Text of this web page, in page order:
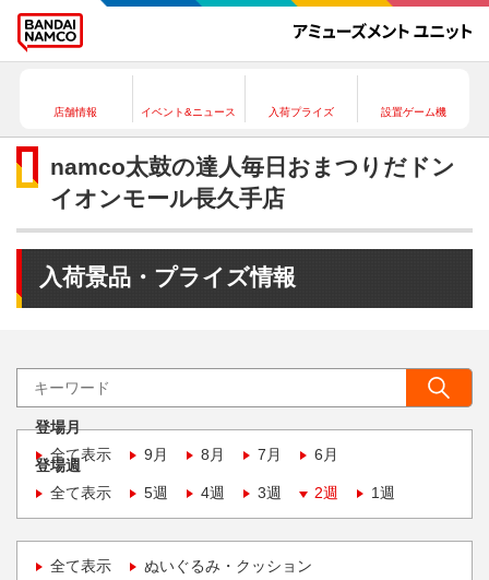
店舗情報 イベント&ニュース 入荷プライズ 設置ゲーム機
namco太鼓の達人毎日おまつりだドン
イオンモール長久手店
入荷景品・プライズ情報
登場月
全て表示
9月 8月 7月 6月
登場週
全て表示
5週 4週 3週 2週 1週
全て表示 ぬいぐるみ・クッション